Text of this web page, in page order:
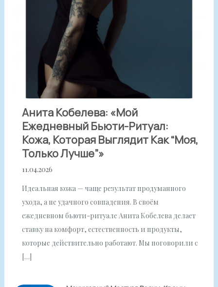
Анита Кобелева: «Мой
Ежедневный Бьюти-Ритуал:
Кожа, Которая Выглядит Как “моя,
Только Лучше”»
11.04.2026
Идеальная кожа — чаще результат продуманного
ухода, а не удачного совпадения. В своём
ежедневном бьюти-ритуале Анита Кобелева делает
ставку на комфорт, естественность и продукты,
которые действительно работают. Мы поговорили с
[…]